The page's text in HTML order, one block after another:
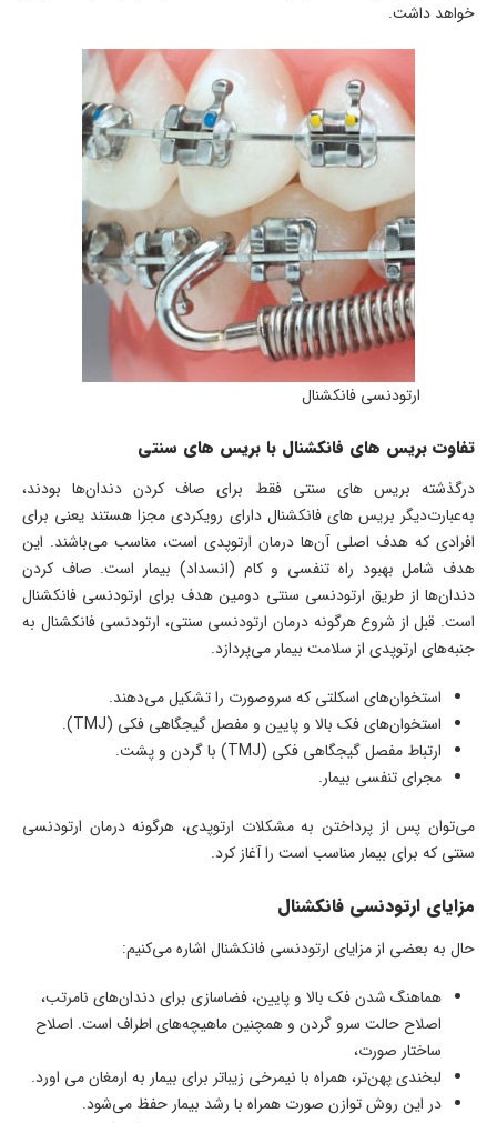
خواهد داشت.
ارتودنسی فانکشنال
تفاوت بریس های فانکشنال با بریس های سنتی
درگذشته بریس های سنتی فقط برای صاف کردن دندان‌ها بودند،
به‌عبارت‌دیگر بریس های فانکشنال دارای رویکردی مجزا هستند یعنی برای
افرادی که هدف اصلی آن‌ها درمان ارتوپدی است، مناسب می‌باشند. این
هدف شامل بهبود راه تنفسی و کام (انسداد) بیمار است. صاف کردن
دندان‌ها از طریق ارتودنسی سنتی دومین هدف برای ارتودنسی فانکشنال
است. قبل از شروع هرگونه درمان ارتودنسی سنتی، ارتودنسی فانکشنال به
جنبه‌های ارتوپدی از سلامت بیمار می‌پردازد.
استخوان‌های اسکلتی که سروصورت را تشکیل می‌دهند.
استخوان‌های فک بالا و پایین و مفصل گیجگاهی فکی (TMJ).
ارتباط مفصل گیجگاهی فکی (TMJ) با گردن و پشت.
مجرای تنفسی بیمار.
می‌توان پس از پرداختن به مشکلات ارتوپدی، هرگونه درمان ارتودنسی
سنتی که برای بیمار مناسب است را آغاز کرد.
مزایای ارتودنسی فانکشنال
حال به بعضی از مزایای ارتودنسی فانکشنال اشاره می‌کنیم:
هماهنگ شدن فک بالا و پایین، فضاسازی برای دندان‌های نامرتب،
اصلاح حالت سرو گردن و همچنین ماهیچه‌های اطراف است. اصلاح
ساختار صورت،
لبخندی پهن‌تر، همراه با نیمرخی زیباتر برای بیمار به ارمغان می اورد.
در این روش توازن صورت همراه با رشد بیمار حفظ می‌شود.